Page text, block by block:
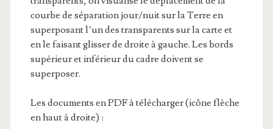
courbe de séparation jour/nuit sur la Terre en
superposant l’un des transparents sur la carte et
en le faisant glisser de droite à gauche. Les bords
supérieur et inférieur du cadre doivent se
superposer.
Les documents en PDF à télécharger (icône flèche
en haut à droite) :